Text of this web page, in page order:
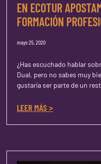
EN ECOTUR
FORMACIÓN
mayo 25, 2020
¿Has escuchado hablar
Dual, pero no sabes muy
gustaría ser parte de un
LEER MÁS >